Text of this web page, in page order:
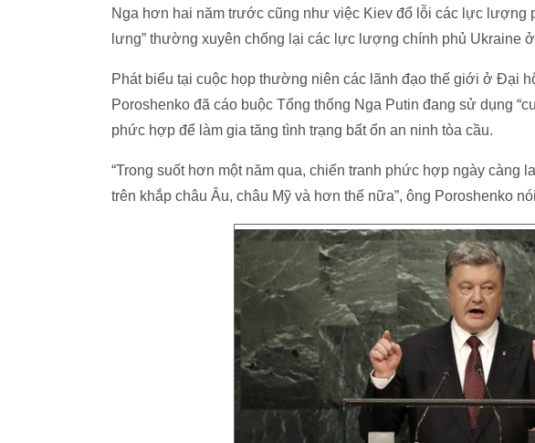
Nga hơn hai năm trước cũng như việc Kiev đổ lỗi các lực lượng
lưng” thường xuyên chống lại các lực lượng chính phủ Ukraine
Phát biểu tại cuộc họp thường niên các lãnh đạo thế giới ở Đại
Poroshenko đã cáo buộc Tổng thống Nga Putin đang sử dụng
phức hợp để làm gia tăng tình trạng bất ổn an ninh tòa cầu.
“Trong suốt hơn một năm qua, chiến tranh phức hợp ngày càng
trên khắp châu Âu, châu Mỹ và hơn thế nữa”, ông Poroshenko